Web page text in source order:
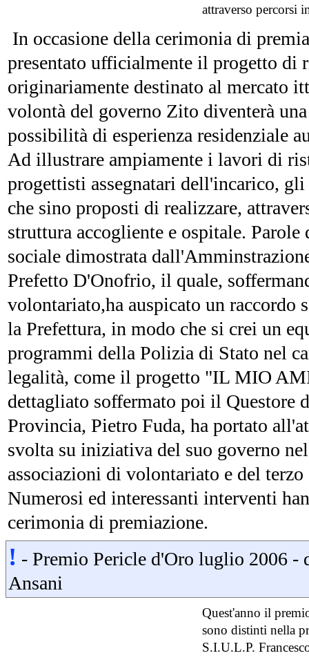
attraverso percorsi
In occasione della cerimonia di
presentato ufficialmente il progetto di
originariamente destinato al mercato
volontà del governo Zito diventerà
possibilità di esperienza residenziale
Ad illustrare ampiamente i lavori di
progettisti assegnatari dell'incarico,
che sino proposti di realizzare,
struttura accogliente e ospitale.
sociale dimostrata
Prefetto D'Onofrio, il quale,
volontariato,ha auspicato un
la Prefettura, in modo che si crei un
programmi della Polizia di Stato nel
legalità, come il progetto "IL MIO
dettagliato soffermato poi il Questore
Provincia, Pietro Fuda, ha portato
svolta su iniziativa del suo governo
associazioni di volontariato e del
Numerosi ed interessanti interventi
cerimonia di premiazione.
! - Premio Pericle d'Oro luglio 2006
Ansani
Quest'anno il
sono distinti nella
S.I.U.L.P.